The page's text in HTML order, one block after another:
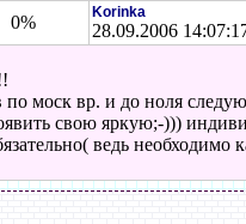
0% Korinka
28.09.2006
моск вр. и до ноля
свою яркую;-)))
ведь